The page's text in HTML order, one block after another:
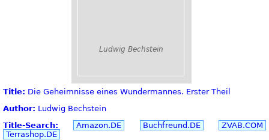
Ludwig Bechstein
Title: Die Geheimnisse eines Wundermannes. Erster Theil
Author: Ludwig Bechstein
Title-Search:
Amazon.DE Buchfreund.DE
ZVAB.COM
Terrashop.DE